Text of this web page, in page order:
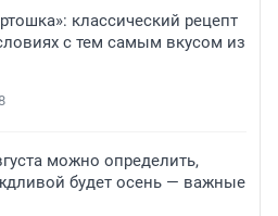
классический рецепт
с тем самым вкусом из
можно определить,
будет осень — важные